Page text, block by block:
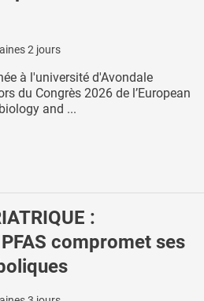
2 jours
à l'université d'Avondale
du Congrès 2026 de l’European
and ...
:
compromet ses